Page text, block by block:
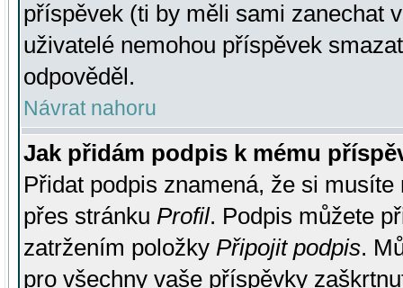
příspěvek (ti by měli sami zanechat
uživatelé nemohou příspěvek
odpověděl.
Návrat nahoru
Jak přidám podpis k mému
Přidat podpis znamená, že si
přes stránku Profil. Podpis můžete
zatržením položky Připojit podpis.
pro všechny vaše příspěvky